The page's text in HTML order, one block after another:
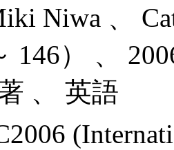
Niwa 、
146） 、
、 英語